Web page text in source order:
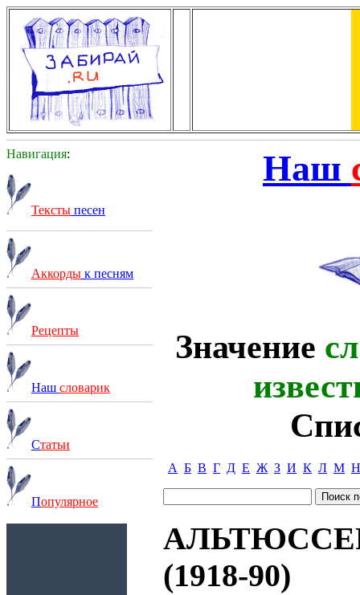
Навигация:
Тексты песен
Аккорды к песням
Рецепты
Наш словарик
Статьи
Популярное
Наш
Значение
А Б В Г Д Е Ж З И К Л М Н
АЛЬТЮССЕР
(1918-90)